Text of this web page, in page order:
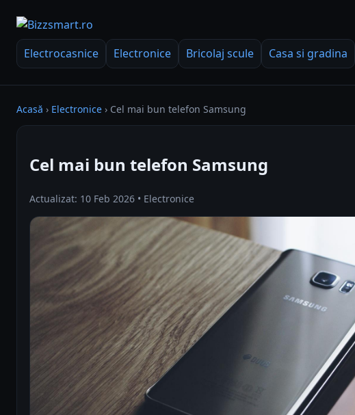
Electrocasnice Electronice Bricolaj scule Casa si gradina
Acasă › Electronice › Cel mai bun telefon Samsung
Cel mai bun telefon Samsung
Actualizat: 10 Feb 2026 • Electronice